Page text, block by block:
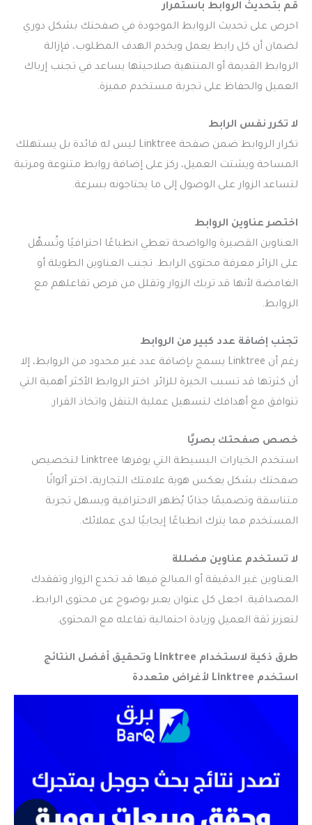
قم بتحديث الروابط باستمرار
احرص على تحديث الروابط الموجودة في صفحتك بشكل دوري
لضمان أن كل رابط يعمل ويخدم الهدف المطلوب، فإزالة
الروابط القديمة أو المنتهية صلاحيتها يساعد في تجنب إرباك
العميل والحفاظ على تجربة مستخدم مميزة.
لا تكرر نفس الرابط
تكرار الروابط ضمن صفحة Linktree ليس له فائدة بل يستهلك
المساحة ويشتت العميل، ركز على إضافة روابط متنوعة ومرتبة
لتساعد الزوار على الوصول إلى ما يحتاجونه بسرعة.
اختصر عناوين الروابط
العناوين القصيرة والواضحة تعطي انطباعًا احترافيًا وتُسهِّل
على الزائر معرفة محتوى الرابط. تجنب العناوين الطويلة أو
الغامضة لأنها قد تربك الزوار وتقلل من فرص تفاعلهم مع
الروابط.
تجنب إضافة عدد كبير من الروابط
رغم أن Linktree يسمح بإضافة عدد غير محدود من الروابط، إلا
أن كثرتها قد تسبب الحيرة للزائر. اختر الروابط الأكثر أهمية التي
تتوافق مع أهدافك لتسهيل عملية التنقل واتخاذ القرار.
خصص صفحتك بصريًا
استخدم الخيارات البسيطة التي يوفرها Linktree لتخصيص
صفحتك بشكل يعكس هوية علامتك التجارية، اختر ألوانًا
متناسقة وتصميمًا جذابًا يُظهر الاحترافية ويسهل تجربة
المستخدم مما يترك انطباعًا إيجابيًا لدى عملائك.
لا تستخدم عناوين مضللة
العناوين غير الدقيقة أو المبالغ فيها قد تخدع الزوار وتفقدك
المصداقية. اجعل كل عنوان يعبر بوضوح عن محتوى الرابط،
لتعزيز ثقة العميل وزيادة احتمالية تفاعله مع المحتوى.
طرق ذكية لاستخدام Linktree وتحقيق أفضل النتائج
استخدم Linktree لأغراض متعددة